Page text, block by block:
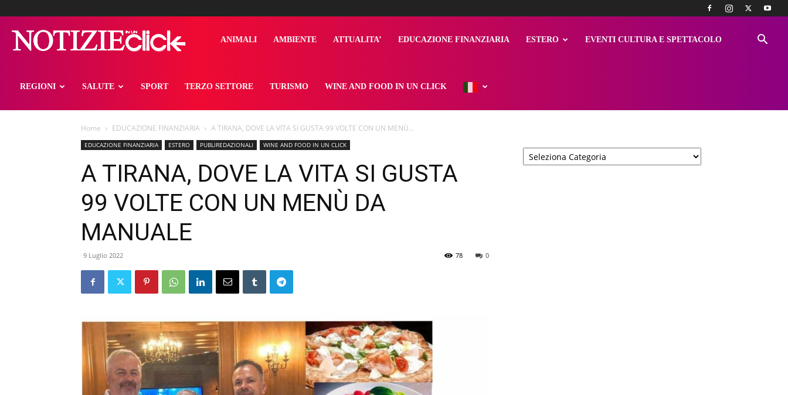
notizieinunclick
ANIMALI AMBIENTE ATTUALITA’ EDUCAZIONE FINANZIARIA ESTERO EVENTI CULTURA E SPETTACOLO
REGIONI SALUTE SPORT TERZO SETTORE TURISMO WINE AND FOOD IN UN CLICK
Home EDUCAZIONE FINANZIARIA A TIRANA, DOVE LA VITA SI GUSTA 99 VOLTE CON UN MENÙ...
EDUCAZIONE FINANZIARIA ESTERO PUBLIREDAZIONALI WINE AND FOOD IN UN CLICK
A TIRANA, DOVE LA VITA SI GUSTA
99 VOLTE CON UN MENÙ DA
MANUALE
9 Luglio 2022 0
78
Categorie